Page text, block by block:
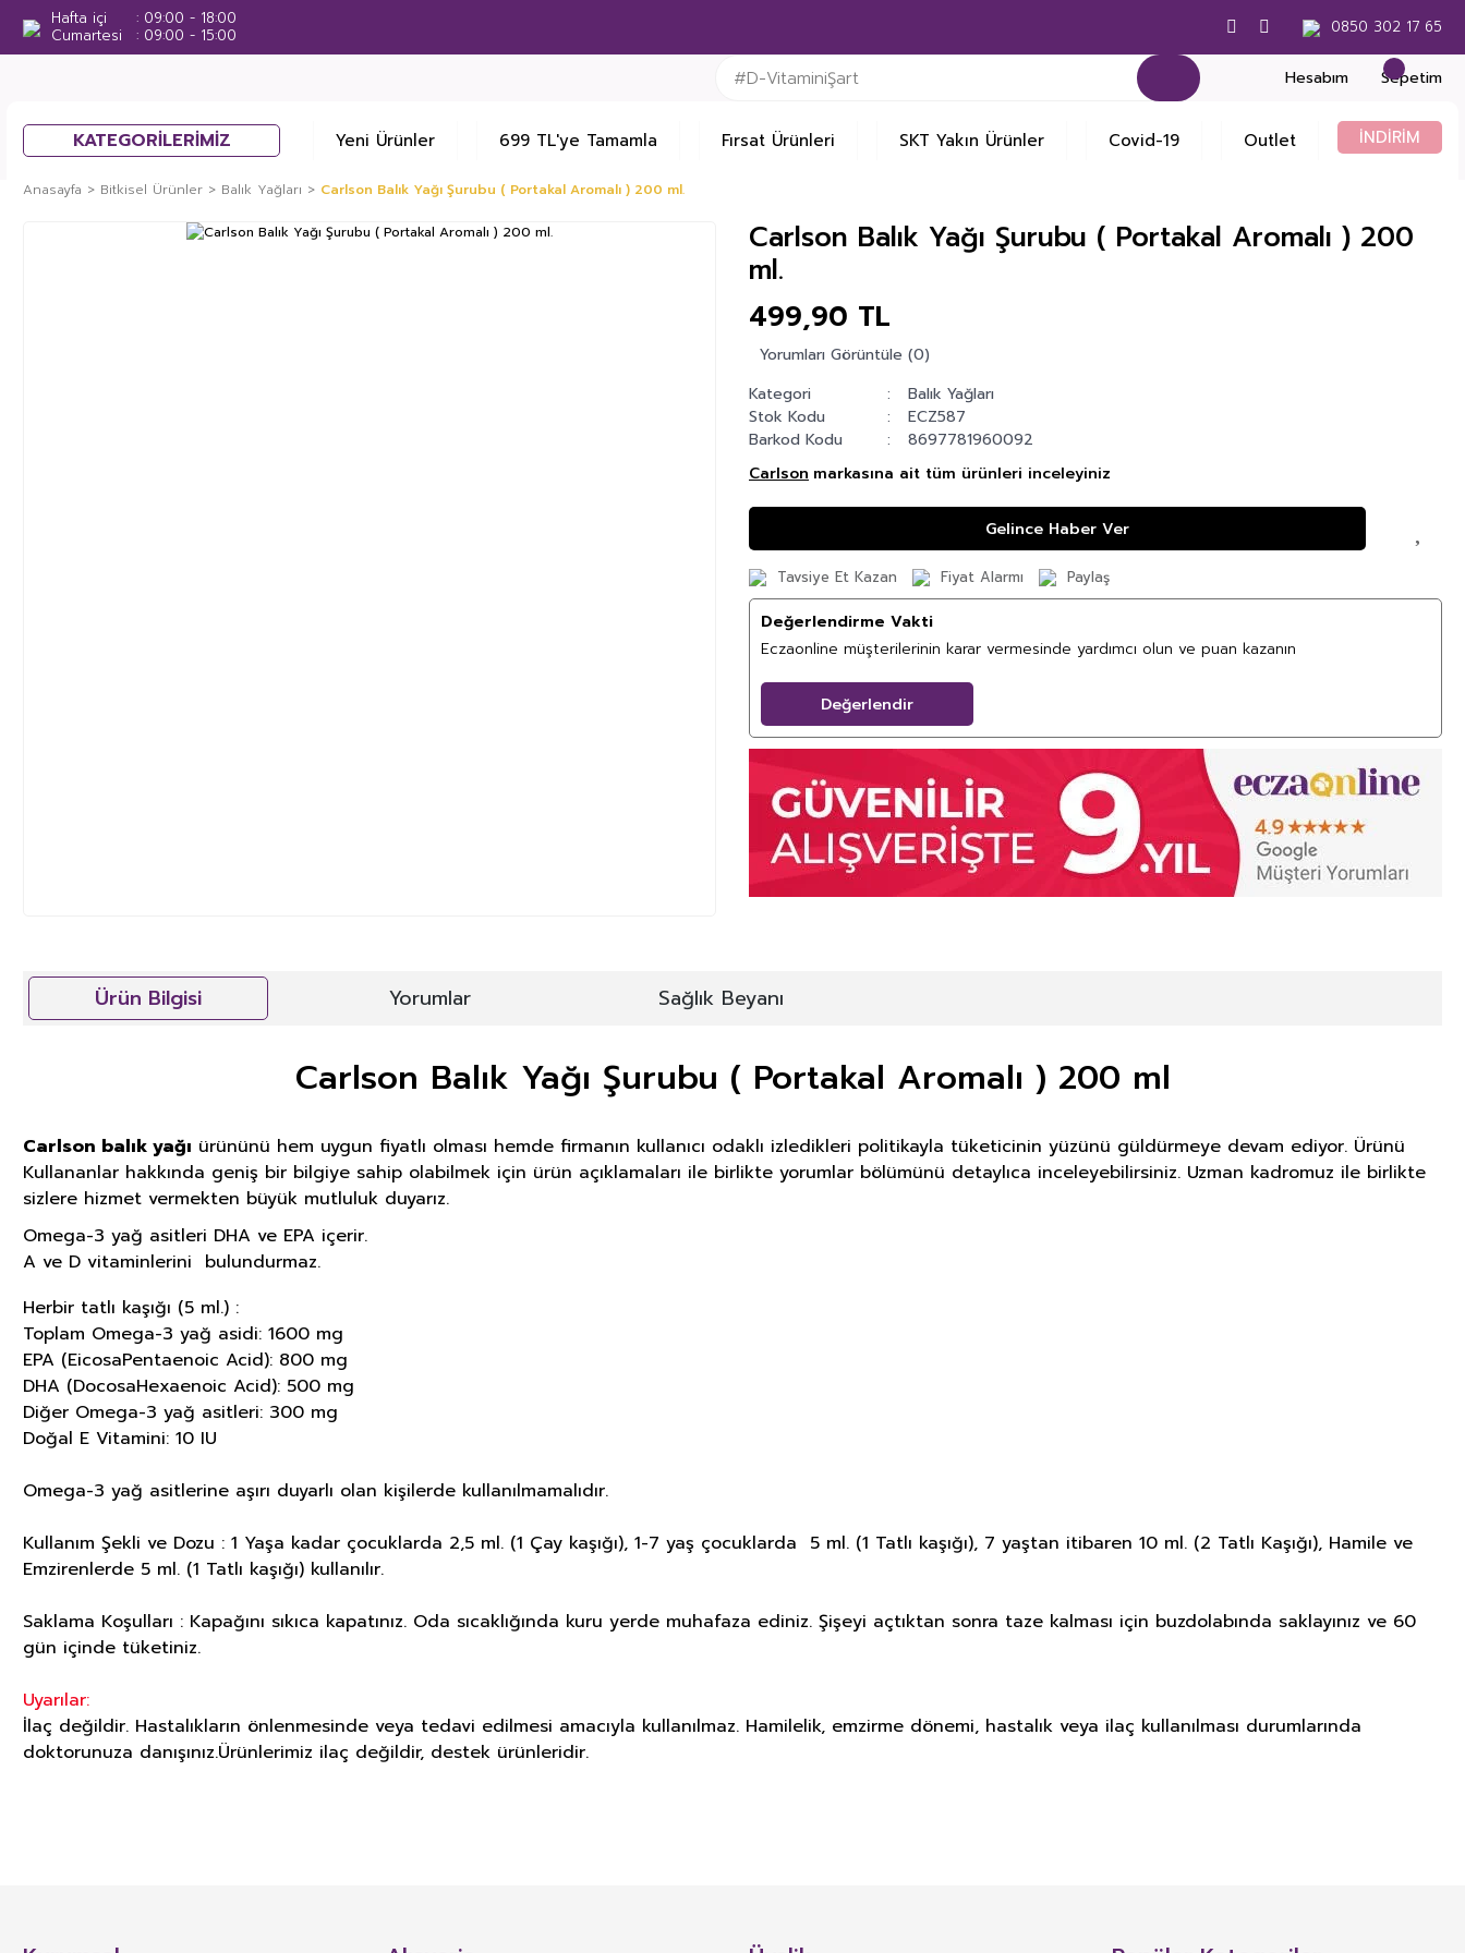
Hafta içi
09:00 - 18:00
Cumartesi
09:00 - 15:00 0850 302 17 65
Hesabım Sepetim
KATEGORİLERİMİZ Yeni Ürünler 699 TL'ye Tamamla Fırsat Ürünleri SKT Yakın Ürünler Covid-19 Outlet İNDİRİM
Anasayfa Bitkisel Ürünler Balık Yağları Carlson Balık Yağı Şurubu ( Portakal Aromalı ) 200 ml.
Carlson Balık Yağı Şurubu ( Portakal Aromalı ) 200
ml.
499,90 TL
Yorumları Görüntüle (0)
Kategori
Balık Yağları
Stok Kodu
ECZ587
Barkod Kodu
8697781960092
Carlson markasına ait tüm ürünleri inceleyiniz
Gelince Haber Ver
Tavsiye Et Kazan Fiyat Alarmı Paylaş
Değerlendirme Vakti
Eczaonline müşterilerinin karar vermesinde yardımcı olun ve puan kazanın
Değerlendir
Ürün Bilgisi Yorumlar Sağlık Beyanı
Carlson Balık Yağı Şurubu ( Portakal Aromalı ) 200 ml
Carlson balık yağı ürününü hem uygun fiyatlı olması hemde firmanın kullanıcı odaklı izledikleri politikayla tüketicinin yüzünü güldürmeye devam ediyor. Ürünü
Kullananlar hakkında geniş bir bilgiye sahip olabilmek için ürün açıklamaları ile birlikte yorumlar bölümünü detaylıca inceleyebilirsiniz. Uzman kadromuz ile birlikte
sizlere hizmet vermekten büyük mutluluk duyarız.
Omega-3 yağ asitleri DHA ve EPA içerir.
A ve D vitaminlerini bulundurmaz.
Herbir tatlı kaşığı (5 ml.) :
Toplam Omega-3 yağ asidi: 1600 mg
EPA (EicosaPentaenoic Acid): 800 mg
DHA (DocosaHexaenoic Acid): 500 mg
Diğer Omega-3 yağ asitleri: 300 mg
Doğal E Vitamini: 10 IU
Omega-3 yağ asitlerine aşırı duyarlı olan kişilerde kullanılmamalıdır.
Kullanım Şekli ve Dozu : 1 Yaşa kadar çocuklarda 2,5 ml. (1 Çay kaşığı), 1-7 yaş çocuklarda 5 ml. (1 Tatlı kaşığı), 7 yaştan itibaren 10 ml. (2 Tatlı Kaşığı), Hamile ve
Emzirenlerde 5 ml. (1 Tatlı kaşığı) kullanılır.
Saklama Koşulları : Kapağını sıkıca kapatınız. Oda sıcaklığında kuru yerde muhafaza ediniz. Şişeyi açtıktan sonra taze kalması için buzdolabında saklayınız ve 60
gün içinde tüketiniz.
Uyarılar:
İlaç değildir. Hastalıkların önlenmesinde veya tedavi edilmesi amacıyla kullanılmaz. Hamilelik, emzirme dönemi, hastalık veya ilaç kullanılması durumlarında
doktorunuza danışınız.Ürünlerimiz ilaç değildir, destek ürünleridir.
Yorum Yaz
besin öğelerinin veya bunların dışında besleyici veya fizyolojik etkileri bulunan bitki, bitkisel ve hayvansal kaynaklı maddeler, biyoaktif maddeler ve benzeri maddelerin konsantre veya ekstraktlarının tek başına veya